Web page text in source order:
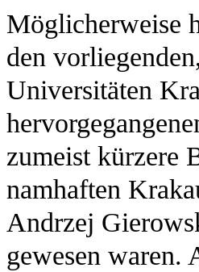
Möglicherweise
den
Universitäten
zumeist kürzere
namhaften
Andrzej
gewesen waren.